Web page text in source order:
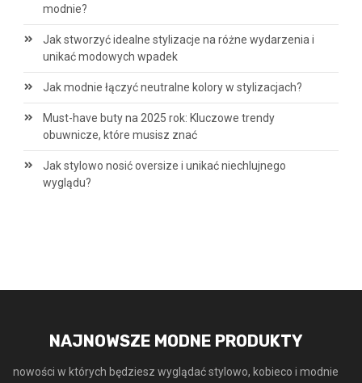
modnie?
Jak stworzyć idealne stylizacje na różne wydarzenia i
unikać modowych wpadek
Jak modnie łączyć neutralne kolory w stylizacjach?
Must-have buty na 2025 rok: Kluczowe trendy
obuwnicze, które musisz znać
Jak stylowo nosić oversize i unikać niechlujnego
wyglądu?
NAJNOWSZE MODNE PRODUKTY
nowości w których będziesz wyglądać stylowo, kobieco i modnie